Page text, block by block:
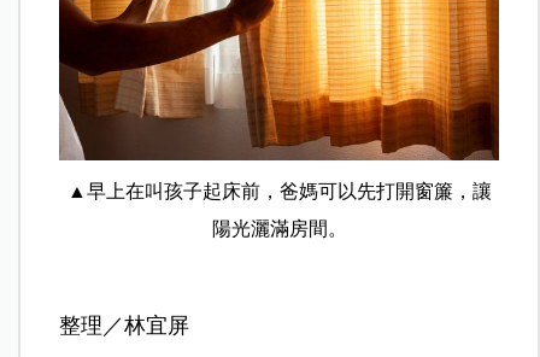
▲早上在叫孩子起床前，爸媽可以先打開窗簾，讓
陽光灑滿房間。
整理／林宜屏